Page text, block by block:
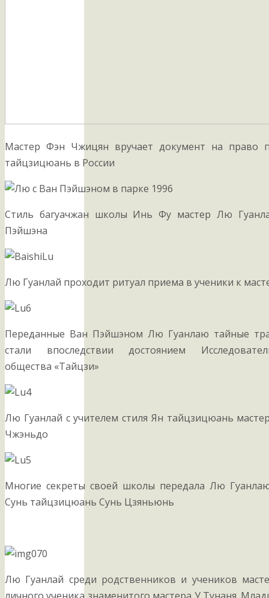
Мастер Фэн Чжицян вручает документ на право
тайцзицюань в России
Стиль багуачжан школы Инь Фу мастер Лю
Пэйшэна
Лю Гуанлай проходит ритуал приема в ученики к
Переданные Ван Пэйшэном Лю Гуанлаю тайные
стали впоследствии достоянием
общества «Тайцзи»
Лю Гуанлай с учителем стиля Ян тайцзицюань
Чжэньдо
Многие секреты своей школы передала Лю
Сунь тайцзицюань Сунь Цзяньюнь
Лю Гуанлай среди родственников и учеников